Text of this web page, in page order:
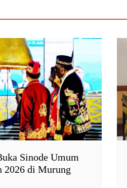
Sinode Umum
2026 di Murung